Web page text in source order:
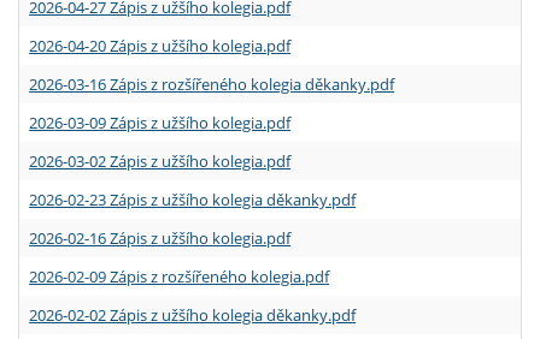
2026-04-27 Zápis z užšího kolegia.pdf
2026-04-20 Zápis z užšího kolegia.pdf
2026-03-16 Zápis z rozšířeného kolegia děkanky.pdf
2026-03-09 Zápis z užšího kolegia.pdf
2026-03-02 Zápis z užšího kolegia.pdf
2026-02-23 Zápis z užšího kolegia děkanky.pdf
2026-02-16 Zápis z užšího kolegia.pdf
2026-02-09 Zápis z rozšířeného kolegia.pdf
2026-02-02 Zápis z užšího kolegia děkanky.pdf